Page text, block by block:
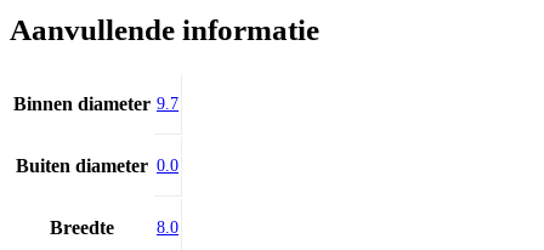
Aanvullende informatie
Binnen diameter 9.7
Buiten diameter 0.0
Breedte 8.0